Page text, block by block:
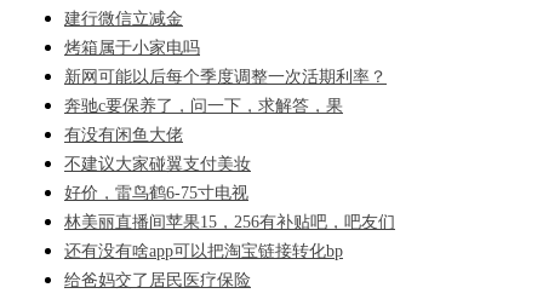
建行微信立减金
烤箱属于小家电吗
新网可能以后每个季度调整一次活期利率？
奔驰c要保养了，问一下，求解答，果
有没有闲鱼大佬
不建议大家碰翼支付美妆
好价，雷鸟鹤6-75寸电视
林美丽直播间苹果15，256有补贴吧，吧友们
还有没有啥app可以把淘宝链接转化bp
给爸妈交了居民医疗保险